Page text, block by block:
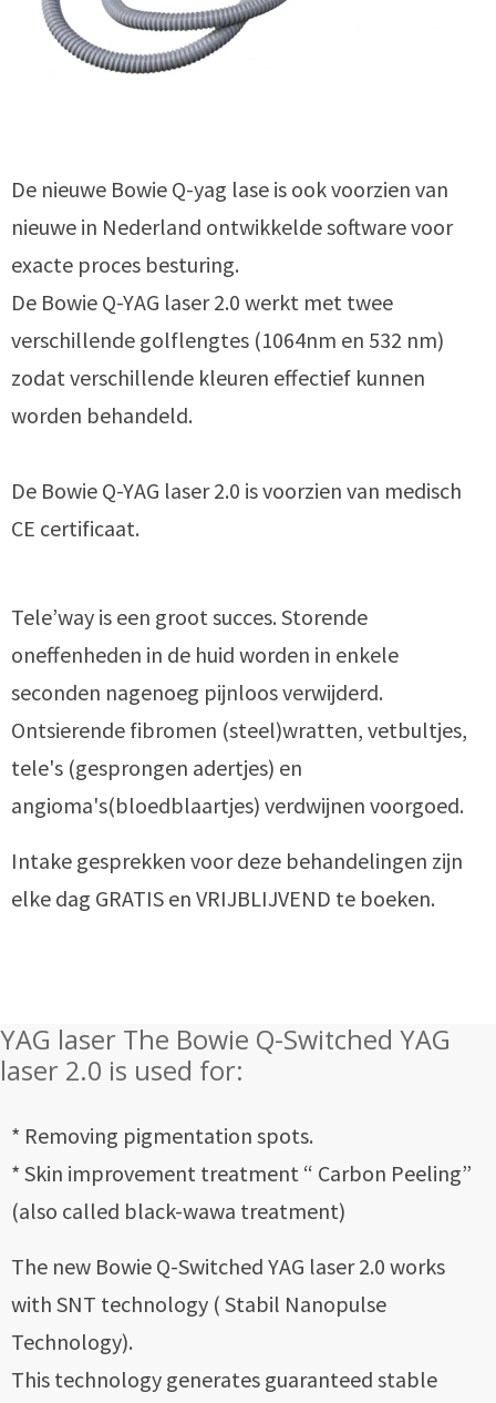
De nieuwe Bowie Q-yag lase is ook voorzien van
nieuwe in Nederland ontwikkelde software voor
exacte proces besturing.
De Bowie Q-YAG laser 2.0 werkt met twee
verschillende golflengtes (1064nm en 532 nm)
zodat verschillende kleuren effectief kunnen
worden behandeld.
De Bowie Q-YAG laser 2.0 is voorzien van medisch
CE certificaat.
Tele’way is een groot succes. Storende
oneffenheden in de huid worden in enkele
seconden nagenoeg pijnloos verwijderd.
Ontsierende fibromen (steel)wratten, vetbultjes,
tele's (gesprongen adertjes) en
angioma's(bloedblaartjes) verdwijnen voorgoed.
Intake gesprekken voor deze behandelingen zijn
elke dag GRATIS en VRIJBLIJVEND te boeken.
YAG laser The Bowie Q-Switched YAG
laser 2.0 is used for:
* Removing pigmentation spots.
* Skin improvement treatment “ Carbon Peeling”
(also called black-wawa treatment)
The new Bowie Q-Switched YAG laser 2.0 works
with SNT technology ( Stabil Nanopulse
Technology).
This technology generates guaranteed stable